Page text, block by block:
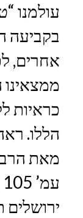
עולמנו
בקביעה
אחרים,
ממצאינו
כראיות
הללו.
מאת
ירושלים